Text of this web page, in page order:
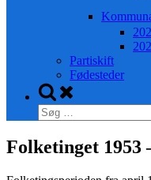
Partiskift
Fødesteder
Toggle
search
form
Søg
efter:
Folketinget 1953